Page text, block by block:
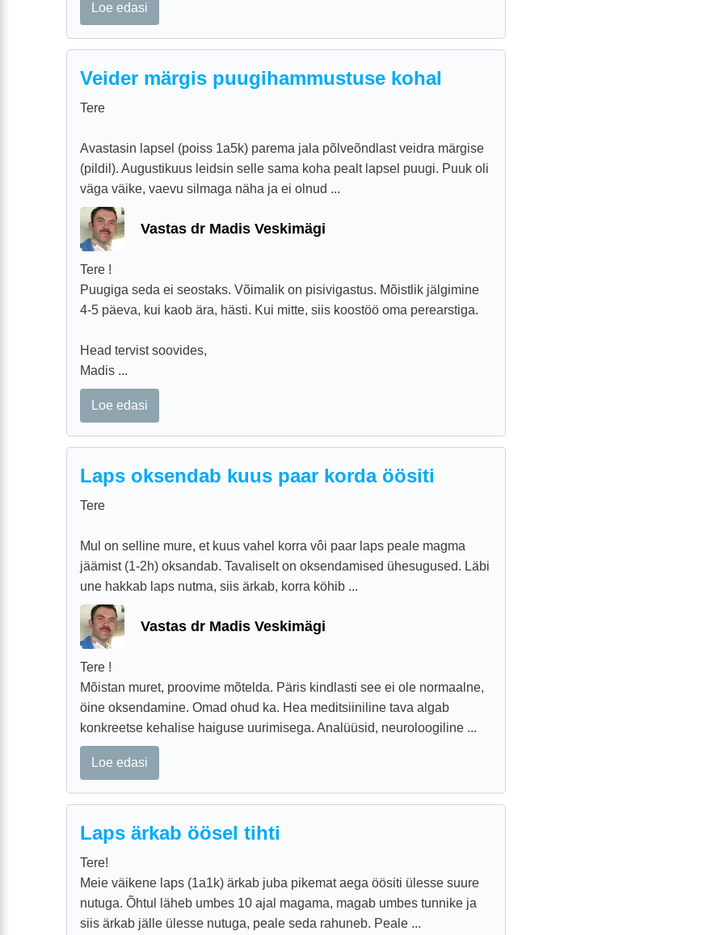
Loe edasi
Veider märgis puugihammustuse kohal
Tere
Avastasin lapsel (poiss 1a5k) parema jala põlveõndlast veidra märgise
(pildil). Augustikuus leidsin selle sama koha pealt lapsel puugi. Puuk oli
väga väike, vaevu silmaga näha ja ei olnud ...
Vastas dr Madis Veskimägi
Tere !
Puugiga seda ei seostaks. Võimalik on pisivigastus. Mõistlik jälgimine
4-5 päeva, kui kaob ära, hästi. Kui mitte, siis koostöö oma perearstiga.
Head tervist soovides,
Madis ...
Loe edasi
Laps oksendab kuus paar korda öösiti
Tere
Mul on selline mure, et kuus vahel korra vôi paar laps peale magma
jäämist (1-2h) oksandab. Tavaliselt on oksendamised ühesugused. Läbi
une hakkab laps nutma, siis ärkab, korra köhib ...
Vastas dr Madis Veskimägi
Tere !
Mõistan muret, proovime mõtelda. Päris kindlasti see ei ole normaalne,
öine oksendamine. Omad ohud ka. Hea meditsiiniline tava algab
konkreetse kehalise haiguse uurimisega. Analüüsid, neuroloogiline ...
Loe edasi
Laps ärkab öösel tihti
Tere!
Meie väikene laps (1a1k) ärkab juba pikemat aega öösiti ülesse suure
nutuga. Õhtul läheb umbes 10 ajal magama, magab umbes tunnike ja
siis ärkab jälle ülesse nutuga, peale seda rahuneb. Peale ...